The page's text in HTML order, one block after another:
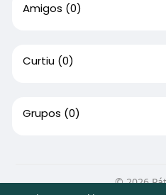
Amigos (0)
Curtiu (0)
Grupos (0)
© 2026